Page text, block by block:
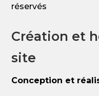
réservés
Création et
site
Conception et